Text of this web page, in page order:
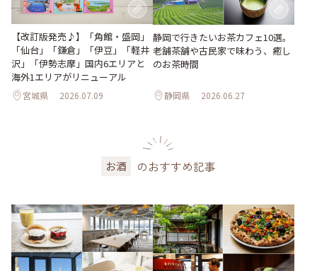
【改訂版発売♪】「角館・盛岡」
「仙台」「鎌倉」「伊豆」「軽井
沢」「伊勢志摩」国内6エリアと
海外1エリアがリニューアル
宮城県 2026.07.09
静岡で行きたいお茶カフェ10選。
老舗茶舗や古民家で味わう、癒し
のお茶時間
静岡県 2026.06.27
お酒 のおすすめ記事